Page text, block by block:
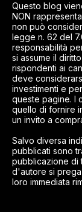
Questo blog
NON
non può
legge n. 62 del
responsabilità
si assume il
rispondenti ai
deve
investimenti e
queste pagine. I
quello di fornire
un invito a
Salvo diversa
pubblicati sono
pubblicazione di
d'autore si
loro immediata